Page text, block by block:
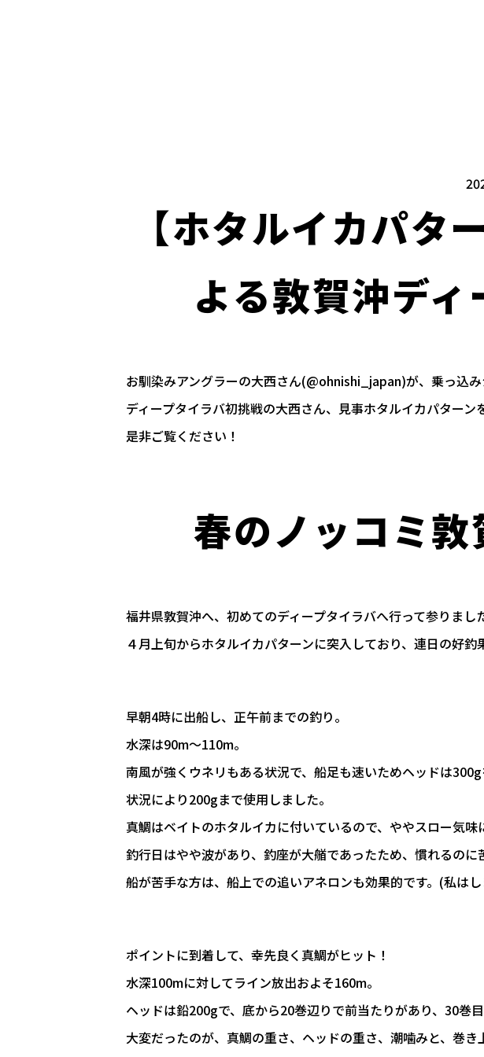
【ホタルイカパタ
よる敦賀沖デ
お馴染みアングラーの大西さん(@ohnishi_japan)が、乗っ込
ディープタイラバ初挑戦の大西さん、見事ホタルイカパターン
是非ご覧ください！
春のノッコミ
福井県敦賀沖へ、初めてのディープタイラバへ行って参りまし
４月上旬からホタルイカパターンに突入しており、連日の好釣
早朝4時に出船し、正午前までの釣り。
水深は90m〜110m。
南風が強くウネリもある状況で、船足も速いためヘッドは300g
状況により200gまで使用しました。
真鯛はベイトのホタルイカに付いているので、ややスロー気味
釣行日はやや波があり、釣座が大艏であったため、慣れるのに
船が苦手な方は、船上での追いアネロンも効果的です。(私は
ポイントに到着して、幸先良く真鯛がヒット！
水深100mに対してライン放出およそ160m。
ヘッドは鉛200gで、底から20巻辺りで前当たりがあり、30巻
大変だったのが、真鯛の重さ、ヘッドの重さ、潮噛みと、巻き